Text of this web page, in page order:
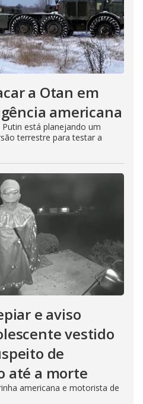
a Otan em
americana
está planejando um
terrestre para testar a
e aviso
vestido
de
até a morte
americana e motorista de